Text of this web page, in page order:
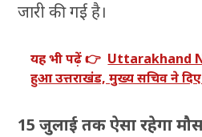
जारी की गई है।
यह भी पढ़ें 👉 Uttarakhand
हुआ उत्तराखंड, मुख्य सचिव ने दिए
15 जुलाई तक ऐसा रहेगा